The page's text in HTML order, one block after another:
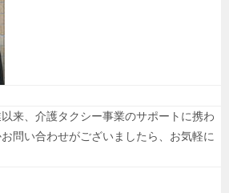
来、介護タクシー事業のサポートに携わ
問い合わせがございましたら、お気軽に